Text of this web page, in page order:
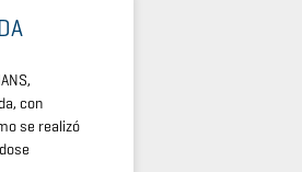
con
se realizó